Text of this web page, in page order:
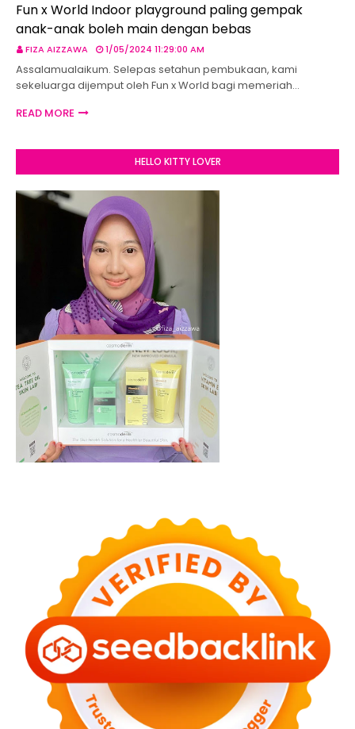
Fun x World Indoor playground paling gempak
anak-anak boleh main dengan bebas
FIZA AIZZAWA 1/05/2024 11:29:00 AM
Assalamualaikum. Selepas setahun pembukaan, kami
sekeluarga dijemput oleh Fun x World bagi memeriah…
READ MORE
HELLO KITTY LOVER